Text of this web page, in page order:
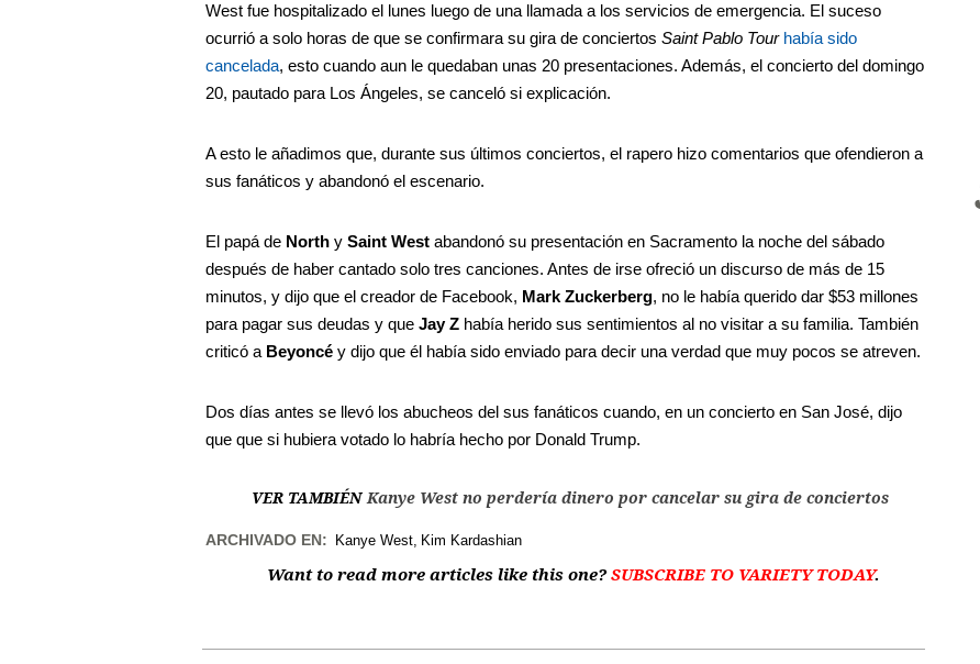
West fue hospitalizado el lunes luego de una llamada a los servicios de emergencia. El suceso
ocurrió a solo horas de que se confirmara su gira de conciertos Saint Pablo Tour había sido
cancelada, esto cuando aun le quedaban unas 20 presentaciones. Además, el concierto del domingo
20, pautado para Los Ángeles, se canceló si explicación.
A esto le añadimos que, durante sus últimos conciertos, el rapero hizo comentarios que ofendieron a
sus fanáticos y abandonó el escenario.
El papá de North y Saint West abandonó su presentación en Sacramento la noche del sábado
después de haber cantado solo tres canciones. Antes de irse ofreció un discurso de más de 15
minutos, y dijo que el creador de Facebook, Mark Zuckerberg, no le había querido dar $53 millones
para pagar sus deudas y que Jay Z había herido sus sentimientos al no visitar a su familia. También
criticó a Beyoncé y dijo que él había sido enviado para decir una verdad que muy pocos se atreven.
Dos días antes se llevó los abucheos del sus fanáticos cuando, en un concierto en San José, dijo
que que si hubiera votado lo habría hecho por Donald Trump.
VER TAMBIÉN Kanye West no perdería dinero por cancelar su gira de conciertos
ARCHIVADO EN: Kanye West Kim Kardashian
Want to read more articles like this one?SUBSCRIBE TO VARIETY TODAY.